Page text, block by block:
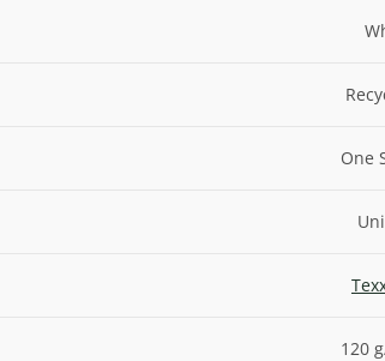
One
120